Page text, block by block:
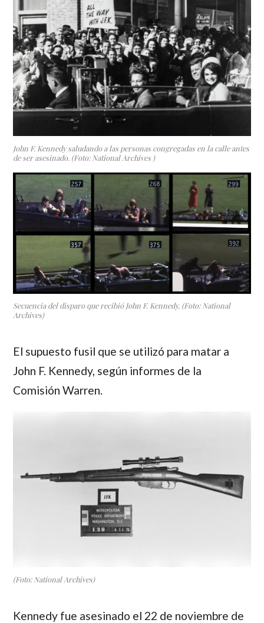
John F. Kennedy saludando a las personas congregadas en la calle antes
de ser asesinado. (Foto: National Archives )
Secuencia del disparo que recibió John F. Kennedy. (Foto: National
Archives)
El supuesto fusil que se utilizó para matar a
John F. Kennedy, según informes de la
Comisión Warren.
(Foto: National Archives)
Kennedy fue asesinado el 22 de noviembre de